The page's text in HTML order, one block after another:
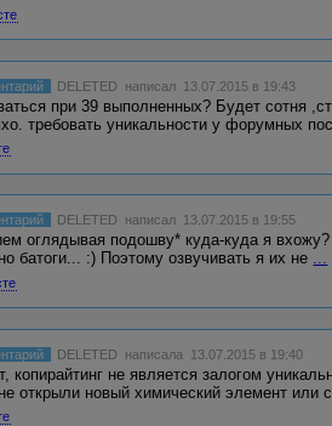
DELETED написал 13.07.2015 в 19:43
при 39 выполненных? Будет сотня
требовать уникальности у форумных
DELETED написал 13.07.2015 в 19:55
оглядывая подошву* куда-куда я
батоги... :) Поэтому озвучивать я их не ...
DELETED написала 13.07.2015 в 19:40
копирайтинг не является залогом
открыли новый химический элемент или